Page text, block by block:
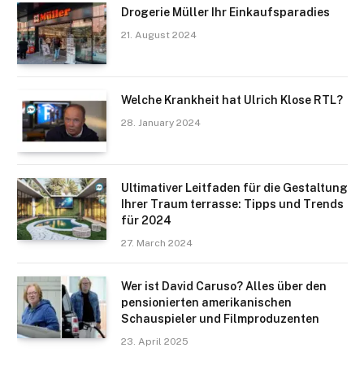
Drogerie Müller Ihr Einkaufsparadies
21. August 2024
Welche Krankheit hat Ulrich Klose RTL?
28. January 2024
Ultimativer Leitfaden für die Gestaltung
Ihrer Traum terrasse: Tipps und Trends
für 2024
27. March 2024
Wer ist David Caruso? Alles über den
pensionierten amerikanischen
Schauspieler und Filmproduzenten
23. April 2025